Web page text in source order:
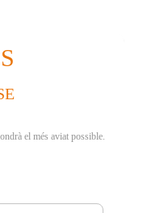
el més aviat possible.